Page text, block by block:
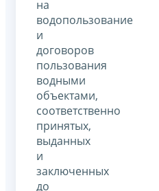
на
водопользование
и
договоров
пользования
водными
объектами,
соответственно
принятых,
выданных
и
заключенных
до